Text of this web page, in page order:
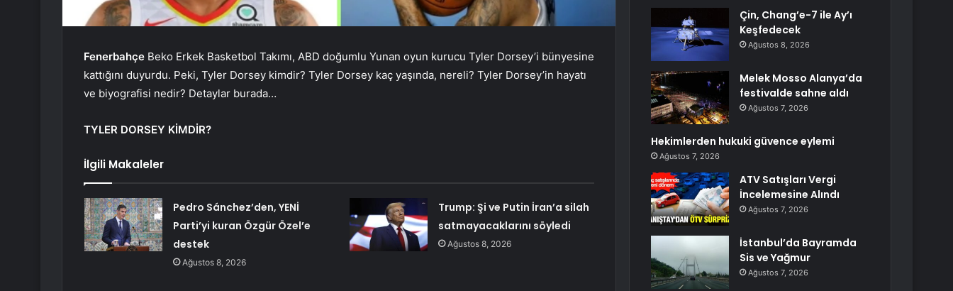
Fenerbahçe Beko Erkek Basketbol Takımı, ABD doğumlu Yunan oyun kurucu Tyler Dorsey’i bünyesine
kattığını duyurdu. Peki, Tyler Dorsey kimdir? Tyler Dorsey kaç yaşında, nereli? Tyler Dorsey’in hayatı
ve biyografisi nedir? Detaylar burada…
TYLER DORSEY KİMDİR?
İlgili Makaleler
Pedro Sánchez’den, YENİ
Parti’yi kuran Özgür Özel’e
destek
Ağustos 8, 2026
Trump: Şi ve Putin İran’a silah
satmayacaklarını söyledi
Ağustos 8, 2026
Çin, Chang’e-7 ile Ay’ı
Keşfedecek
Ağustos 8, 2026
Melek Mosso Alanya’da
festivalde sahne aldı
Ağustos 7, 2026
Hekimlerden hukuki güvence eylemi
Ağustos 7, 2026
ATV Satışları Vergi
İncelemesine Alındı
Ağustos 7, 2026
İstanbul’da Bayramda
Sis ve Yağmur
Ağustos 7, 2026